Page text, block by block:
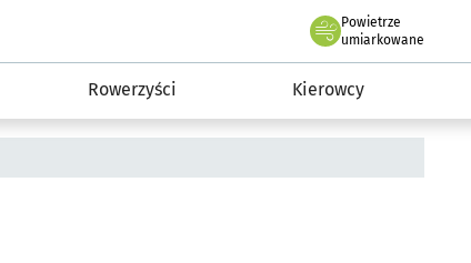
Powietrze
we Wrocławiu
umiarkowane
Rowerzyści Kierowcy